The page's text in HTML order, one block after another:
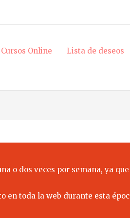
Cursos Online Lista de deseos
o dos veces por semana, ya
en toda la web durante esta